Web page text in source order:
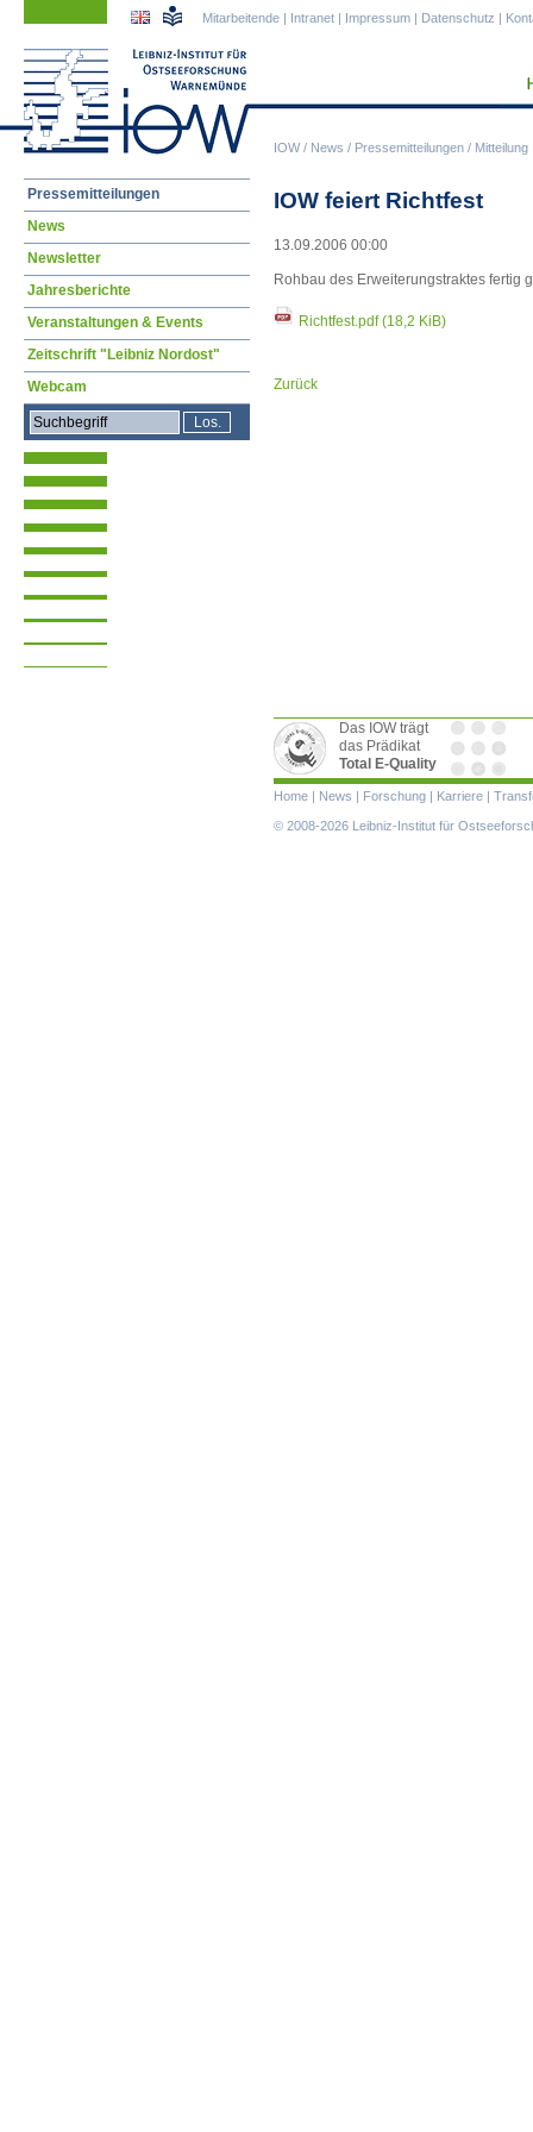
IOW/ News / Pressemitteilungen / Mitteilung
Mitarbeitende | Intranet | Impressum | Datenschutz |
IOW feiert Richtfest
13.09.2006 00:00
Rohbau des Erweiterungstraktes fertig
Richtfest.pdf(18,2 KiB)
Zurück
Navigation
Pressemitteilungen
News
Newsletter
Jahresberichte
Veranstaltungen & Events
Zeitschrift "Leibniz Nordost"
Webcam
Das IOW trägt
das Prädikat
Total E-Quality
Navigation
überspringen
Home | News | Forschung | Karriere |
© 2008-2026 Leibniz-Institut für